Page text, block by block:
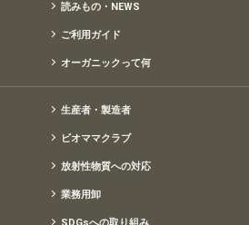
読みもの・NEWS
ご利用ガイド
オーガニックって何
生産者・製造者
ビオママクラブ
放射性物質への対応
業務用卸